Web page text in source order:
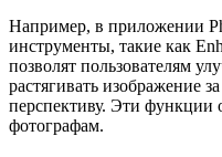
Например, в приложении
инструменты, такие как
позволят пользователям
растягивать изображение
перспективу. Эти функции
фотографам.